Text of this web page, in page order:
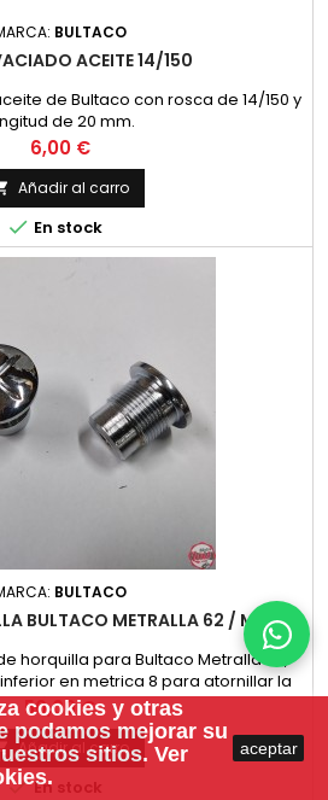
BULTACO
ACEITE 14/150
de Bultaco con rosca de 14/150 y
de 20 mm.
Precio
6,00 €
Añadir al carro
 En stock
BULTACO
BULTACO METRALLA 62 / MK2
horquilla para Bultaco Metralla 62,
en metrica 8 para atornillar la
de los hidraulicos.
Precio
50,00 €
Añadir al carro
En stock
cookies y otras
podamos mejorar su
sitios. Ver
aceptar